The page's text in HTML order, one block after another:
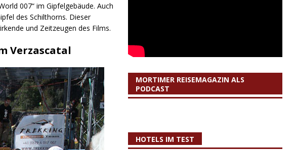
007“ im Gipfelgebäude. Auch
des Schilthorns. Dieser
und Zeitzeugen des Films.
Verzascatal
MORTIMER REISEMAGAZIN ALS
PODCAST
HOTELS IM TEST